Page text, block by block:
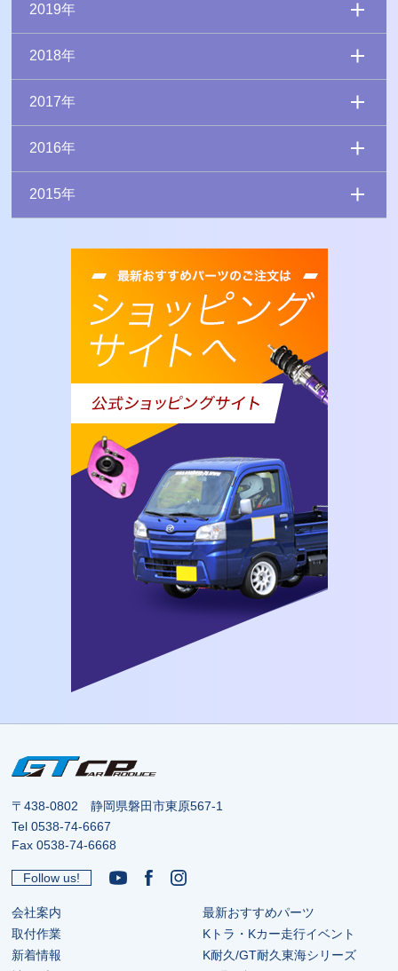
2019年
2018年
2017年
2016年
2015年
〒438-0802 静岡県磐田市東原567-1
Tel0538-74-6667
Fax 0538-74-6668
Follow us!
会社案内
取付作業
新着情報
最新おすすめパーツ
Kトラ・Kカー走行イベント
K耐久/GT耐久東海シリーズ